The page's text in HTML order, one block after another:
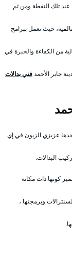
عند تلك النقطة ومن ثم
حيث تعمل ببرامج
من الكفاءة والخبرة في
جابر الأحمدفني بدالات
تجدها عزيزي الزبون في إي
البدالات.
كونها ذات مكانة
السنترالات وبرمجتها ،